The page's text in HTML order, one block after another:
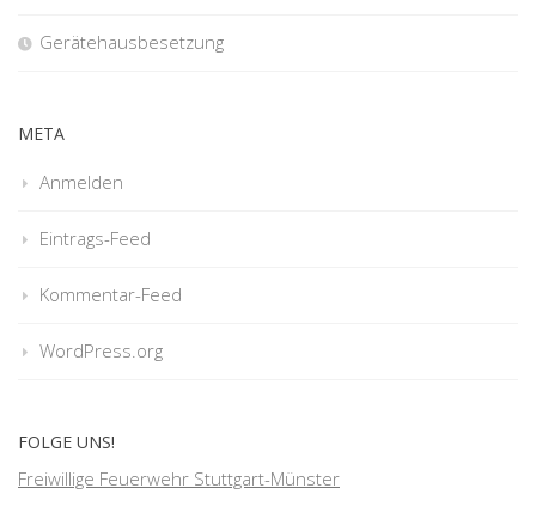
Gerätehausbesetzung
META
Anmelden
Eintrags-Feed
Kommentar-Feed
WordPress.org
FOLGE UNS!
Freiwillige Feuerwehr Stuttgart-Münster